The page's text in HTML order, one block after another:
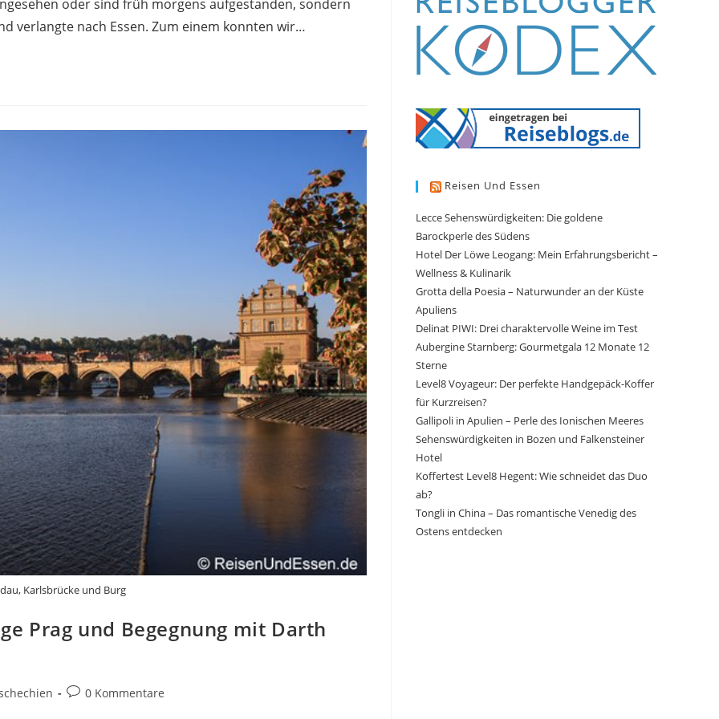
oder sind früh morgens aufgestanden, sondern
verlangte nach Essen. Zum einem konnten wir…
Karlsbrücke und Burg
Prag und Begegnung mit Darth
Beitrags-
0 Kommentare
Reisen Und Essen
Lecce Sehenswürdigkeiten: Die goldene
Barockperle des Südens
Hotel Der Löwe Leogang: Mein Erfahrungsbericht –
Wellness & Kulinarik
Grotta della Poesia – Naturwunder an der Küste
Apuliens
Delinat PIWI: Drei charaktervolle Weine im Test
Aubergine Starnberg: Gourmetgala 12 Monate 12
Sterne
Level8 Voyageur: Der perfekte Handgepäck-Koffer
für Kurzreisen?
Gallipoli in Apulien – Perle des Ionischen Meeres
Sehenswürdigkeiten in Bozen und Falkensteiner
Hotel
Koffertest Level8 Hegent: Wie schneidet das Duo
ab?
Tongli in China – Das romantische Venedig des
Ostens entdecken